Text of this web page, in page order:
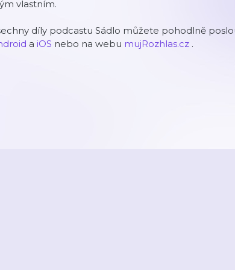
vlastním.
díly podcastu Sádlo můžete pohodlně
a iOS nebo na webu mujRozhlas.cz .